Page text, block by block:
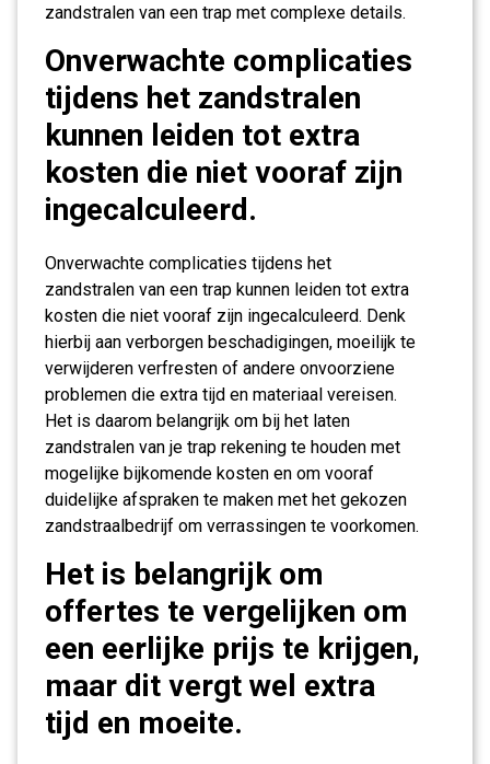
zandstralen van een trap met complexe details.
Onverwachte complicaties
tijdens het zandstralen
kunnen leiden tot extra
kosten die niet vooraf zijn
ingecalculeerd.
Onverwachte complicaties tijdens het
zandstralen van een trap kunnen leiden tot extra
kosten die niet vooraf zijn ingecalculeerd. Denk
hierbij aan verborgen beschadigingen, moeilijk te
verwijderen verfresten of andere onvoorziene
problemen die extra tijd en materiaal vereisen.
Het is daarom belangrijk om bij het laten
zandstralen van je trap rekening te houden met
mogelijke bijkomende kosten en om vooraf
duidelijke afspraken te maken met het gekozen
zandstraalbedrijf om verrassingen te voorkomen.
Het is belangrijk om
offertes te vergelijken om
een eerlijke prijs te krijgen,
maar dit vergt wel extra
tijd en moeite.